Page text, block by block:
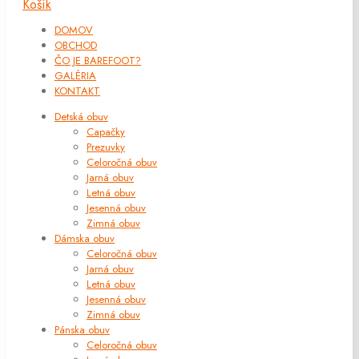
Košík
DOMOV
OBCHOD
ČO JE BAREFOOT?
GALÉRIA
KONTAKT
Detská obuv
Capačky
Prezuvky
Celoročná obuv
Jarná obuv
Letná obuv
Jesenná obuv
Zimná obuv
Dámska obuv
Celoročná obuv
Jarná obuv
Letná obuv
Jesenná obuv
Zimná obuv
Pánska obuv
Celoročná obuv